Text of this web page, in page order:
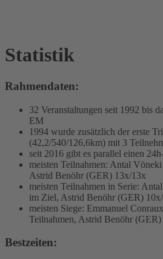
Statistik
Rahmendaten:
32 Veranstaltungen seit 1992 bis
EM
1994 wurde zusätzlich der erste
(42,2/540/126,6km) mit 3
seit 2016 gibt es parallel einen
meisten Teilnahmen: Antal
Astrid Benöhr (GER) 13x/13x
meisten Teilnahmen in Serie:
im Ziel, Astrid Benöhr (GER)
meisten Siege: Emmanuel
Teilnahmen, Astrid Benöhr (GER)
Bestzeiten: